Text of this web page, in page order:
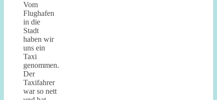
Vom
Flughafen
in die
Stadt
haben wir
uns ein
Taxi
genommen.
Der
Taxifahrer
war so nett